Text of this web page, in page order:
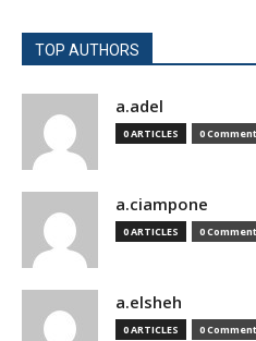
TOP AUTHORS
a.adel
0 ARTICLES 0
a.ciampone
0 ARTICLES 0
a.elsheh
0 ARTICLES 0